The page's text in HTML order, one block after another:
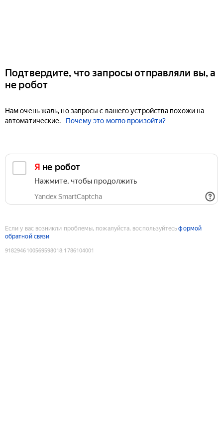
Подтвердите, что запросы отправляли вы, а
не робот
Нам очень жаль, но запросы с вашего устройства похожи на
автоматические.
Почему это могло произойти?
Я не робот
Нажмите, чтобы продолжить
Yandex SmartCaptcha
Если у вас возникли проблемы, пожалуйста, воспользуйтесьформой
обратной связи
9182946100569598018:1786104001